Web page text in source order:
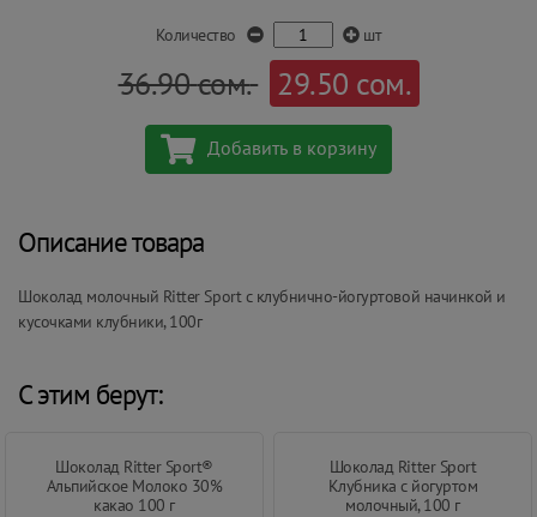
Количество шт
36.90сом. 29.50 сом.
Добавить в корзину
Описание товара
Шоколад молочный Ritter Sport с клубнично-йогуртовой начинкой и
кусочками клубники, 100г
С этим берут:
Шоколад Ritter Sport®
Альпийское Молоко 30%
какао 100 г
Шоколад Ritter Sport
Клубника с йогуртом
молочный, 100 г